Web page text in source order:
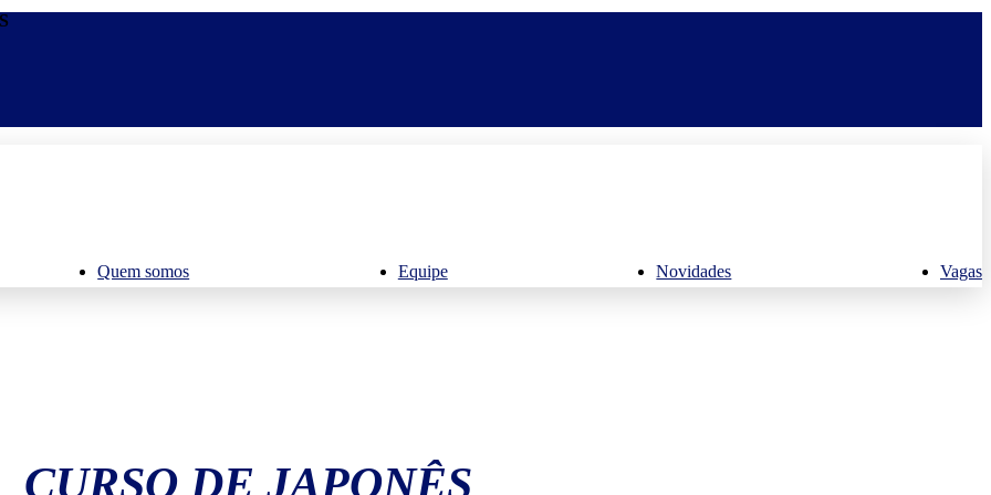
Quem somos Equipe Novidades Vagas
CURSO DE JAPONÊS